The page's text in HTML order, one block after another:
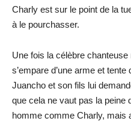
Charly est sur le point de la
à le pourchasser.
Une fois la célèbre
s’empare d’une arme et
Juancho et son fils lui
que cela ne vaut pas la peine
homme comme Charly, mais